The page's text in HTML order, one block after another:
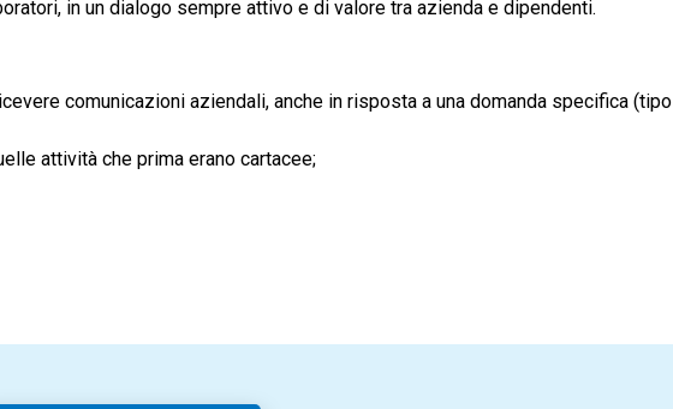
in un dialogo sempre attivo e di valore tra azienda e dipendenti.
comunicazioni aziendali, anche in risposta a una domanda specifica (tipo
attività che prima erano cartacee;